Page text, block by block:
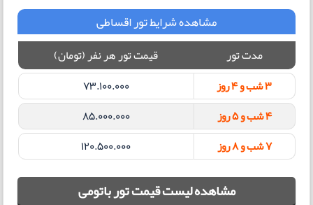
مشاهده شرایط تور اقساطی
مدت تور قیمت تور هر نفر (تومان)
3 شب و 4 روز
73.100.000
4 شب و 5 روز
85.000.000
7 شب و 8 روز
120.500.000
مشاهده لیست قیمت تور باتومی